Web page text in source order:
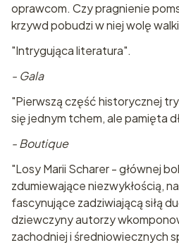
oprawcom. Czy pragnienie
krzywd pobudzi w niej wolę
"Intrygująca literatura".
- Gala
"Pierwszą część historycznej
się jednym tchem, ale pamięta
- Boutique
"Losy Marii Scharer - głównej
zdumiewające niezwykłością,
fascynujące zadziwiającą siłą
dziewczyny autorzy
zachodniej i średniowiecznych